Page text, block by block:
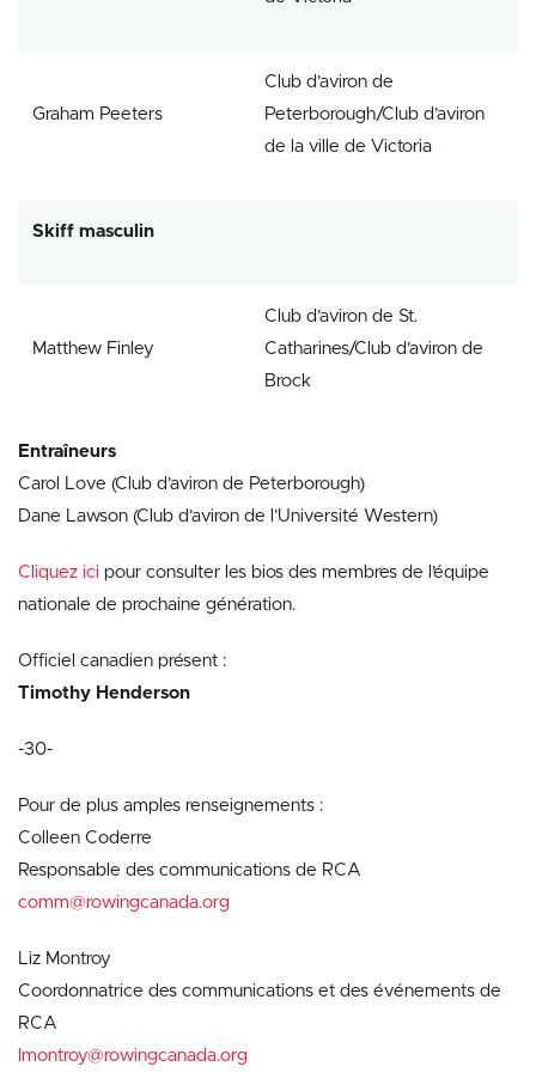
Graham Peeters
Club d’aviron de
Peterborough/Club d’aviron
de la ville de Victoria
Skiff masculin
Matthew Finley
Club d’aviron de St.
Catharines/Club d’aviron de
Brock
Entraîneurs
Carol Love (Club d’aviron de Peterborough)
Dane Lawson (Club d’aviron de l’Université Western)
Cliquez ici pour consulter les bios des membres de l’équipe
nationale de prochaine génération.
Officiel canadien présent :
Timothy Henderson
-30-
Pour de plus amples renseignements :
Colleen Coderre
Responsable des communications de RCA
comm@rowingcanada.org
Liz Montroy
Coordonnatrice des communications et des événements de
RCA
lmontroy@rowingcanada.org